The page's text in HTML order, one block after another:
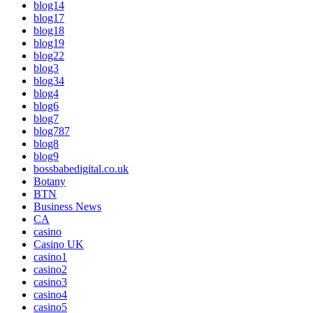
blog14
blog17
blog18
blog19
blog22
blog3
blog34
blog4
blog6
blog7
blog787
blog8
blog9
bossbabedigital.co.uk
Botany
BTN
Business News
CA
casino
Casino UK
casino1
casino2
casino3
casino4
casino5